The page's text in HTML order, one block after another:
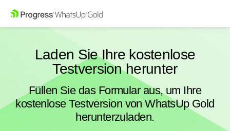
Laden Sie Ihre kostenlose
Testversion herunter
Füllen Sie das Formular aus, um Ihre
kostenlose Testversion von WhatsUp Gold
herunterzuladen.